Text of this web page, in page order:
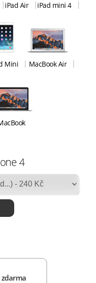
iPad Air iPad mini 4
Mini MacBook Air
4